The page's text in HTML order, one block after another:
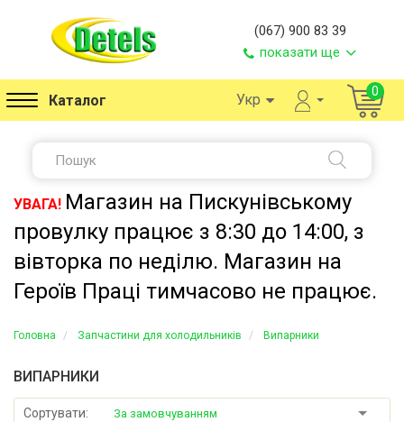
(067) 900 83 39
показати ще
Каталог Укр 0
УВАГА! Магазин на Пискунівському
провулку працює з 8:30 до 14:00, з
вівторка по неділю. Магазин на
Героїв Праці тимчасово не працює.
Головна Запчастини для холодильників Випарники
ВИПАРНИКИ
Сортувати: За замовчуванням